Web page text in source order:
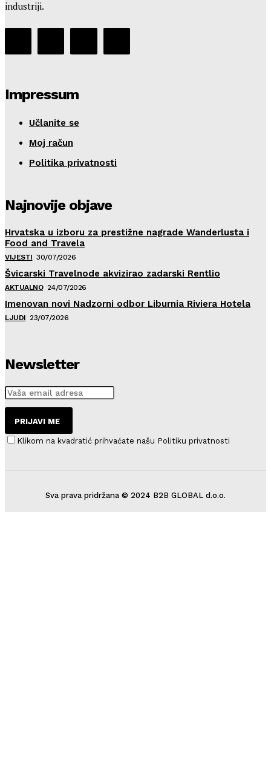
industriji.
Impressum
Učlanite se
Moj račun
Politika privatnosti
Najnovije objave
Hrvatska u izboru za prestižne nagrade Wanderlusta i
Food and Travela
VIJESTI 30/07/2026
Švicarski Travelnode akvizirao zadarski Rentlio
AKTUALNO 24/07/2026
Imenovan novi Nadzorni odbor Liburnia Riviera Hotela
LJUDI 23/07/2026
Newsletter
PRIJAVI ME
Klikom na kvadratić prihvaćate našu Politiku privatnosti
Sva prava pridržana © 2024 B2B GLOBAL d.o.o.